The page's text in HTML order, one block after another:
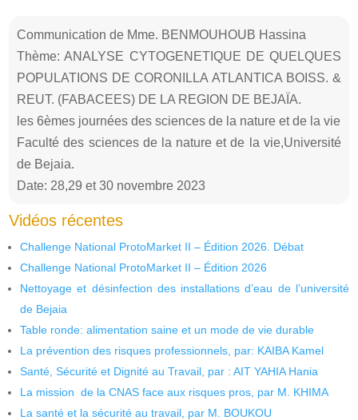
Communication de Mme. BENMOUHOUB Hassina
Thème: ANALYSE CYTOGENETIQUE DE QUELQUES
POPULATIONS DE CORONILLA ATLANTICA BOISS. &
REUT. (FABACEES) DE LA REGION DE BEJAÏA.
les 6èmes journées des sciences de la nature et de la vie
Faculté des sciences de la nature et de la vie,Université
de Bejaia.
Date: 28,29 et 30 novembre 2023
Vidéos récentes
Challenge National ProtoMarket II – Édition 2026. Débat
Challenge National ProtoMarket II – Édition 2026
Nettoyage et désinfection des installations d’eau de l’université
de Bejaia
Table ronde: alimentation saine et un mode de vie durable
La prévention des risques professionnels, par: KAIBA Kamel
Santé, Sécurité et Dignité au Travail, par : AIT YAHIA Hania
La mission de la CNAS face aux risques pros, par M. KHIMA
La santé et la sécurité au travail, par M. BOUKOU